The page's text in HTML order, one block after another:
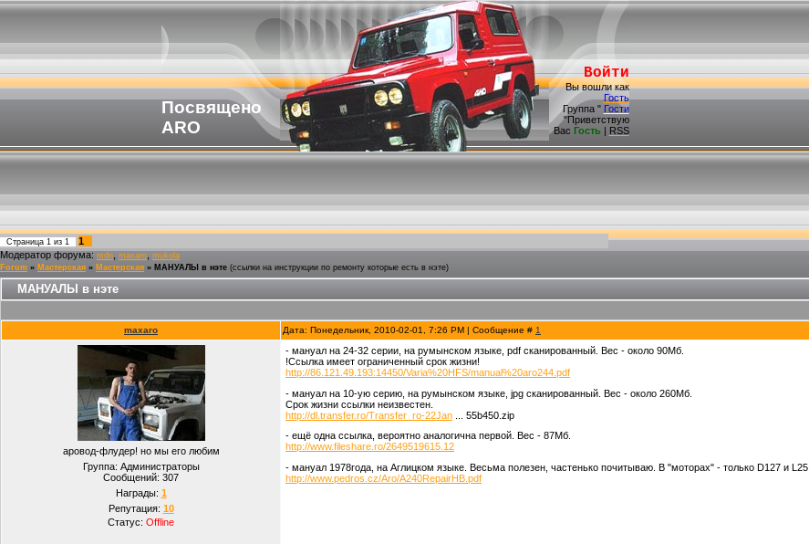
Посвящено
ARO
Войти
Вы вошли как
Гость
Группа " Гости
"Приветствую
Вас Гость| RSS
Страница 1 из 1
1
Модератор форума:mdn,maxaro,mukola
Forum » Мастерская » Мастерская » МАНУАЛЫ в нэте (ссылки на инструкции по ремонту которые есть в нэте)
МАНУАЛЫ в нэте
maxaro Дата: Понедельник, 2010-02-01, 7:26 PM | Сообщение # 1
аровод-флудер! но мы его любим
Группа: Администраторы
Сообщений: 307
Награды: 1
Репутация: 10
Статус: Offline
- мануал на 24-32 серии, на румынском языке, pdf сканированный. Вес - около 90Мб.
!Ссылка имеет ограниченный срок жизни!
http://86.121.49.193:14450/Varia%20HFS/manual%20aro244.pdf
- мануал на 10-ую серию, на румынском языке, jpg сканированный. Вес - около 260Мб.
Срок жизни ссылки неизвестен.
http://dl.transfer.ro/Transfer_ro-22Jan ... 55b450.zip
- ещё одна ссылка, вероятно аналогична первой. Вес - 87Мб.
http://www.fileshare.ro/2649519615.12
- мануал 1978года, на Аглицком языке. Весьма полезен, частенько почитываю. В "моторах" - только D127 и L25
http://www.pedros.cz/Aro/A240RepairHB.pdf